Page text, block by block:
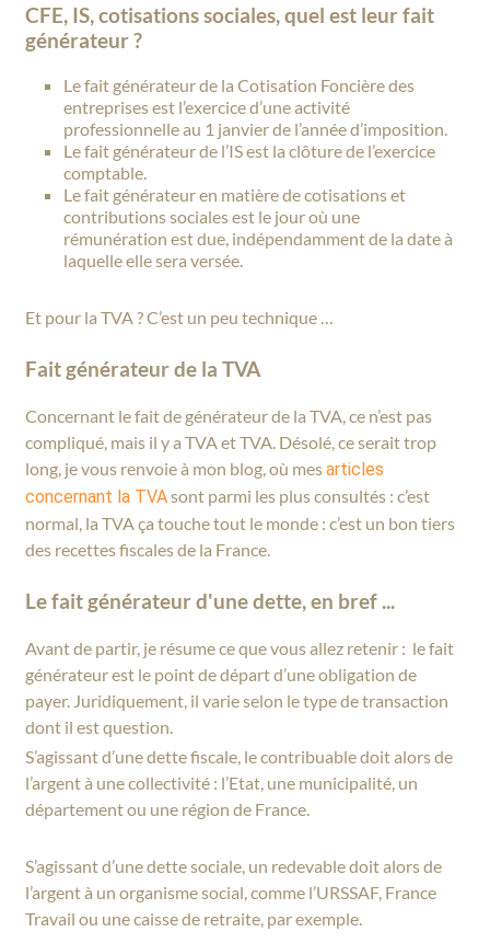
CFE, IS, cotisations sociales, quel est leur fait
générateur ?
Le fait générateur de la Cotisation Foncière des
entreprises est l’exercice d’une activité
professionnelle au 1 janvier de l’année d’imposition.
Le fait générateur de l’IS est la clôture de l’exercice
comptable.
Le fait générateur en matière de cotisations et
contributions sociales est le jour où une
rémunération est due, indépendamment de la date à
laquelle elle sera versée.
Et pour la TVA ? C’est un peu technique …
Fait générateur de la TVA
Concernant le fait de générateur de la TVA, ce n’est pas
compliqué, mais il y a TVA et TVA. Désolé, ce serait trop
long, je vous renvoie à mon blog, où mesarticles
concernant la TVAsont parmi les plus consultés : c’est
normal, la TVA ça touche tout le monde : c’est un bon tiers
des recettes fiscales de la France.
Le fait générateur d'une dette, en bref ...
Avant de partir, je résume ce que vous allez retenir : le fait
générateur est le point de départ d’une obligation de
payer. Juridiquement, il varie selon le type de transaction
dont il est question.
S’agissant d’une dette fiscale, le contribuable doit alors de
l’argent à une collectivité : l’Etat, une municipalité, un
département ou une région de France.
S’agissant d’une dette sociale, un redevable doit alors de
l’argent à un organisme social, comme l’URSSAF, France
Travail ou une caisse de retraite, par exemple.